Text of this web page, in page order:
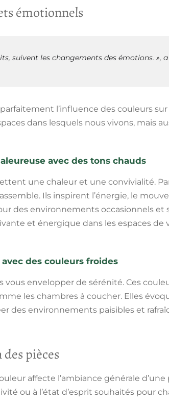
émotionnels
suivent les changements des émotions. »,
l’influence des couleurs
dans lesquels nous vivons, mais
avec des tons chauds
une chaleur et une convivialité.
Ils inspirent l’énergie, le
des environnements occasionnels et
et énergique dans les espaces
des couleurs froides
vous envelopper de sérénité. Ces
les chambres à coucher. Elles
des environnements paisibles et
pièces
affecte l’ambiance générale
ou à l’état d’esprit souhaités pour